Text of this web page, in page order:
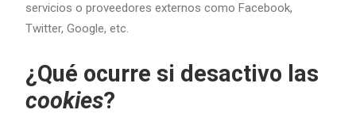
servicios o proveedores externos como Facebook,
Twitter, Google, etc.
¿Qué ocurre si desactivo las
cookies?